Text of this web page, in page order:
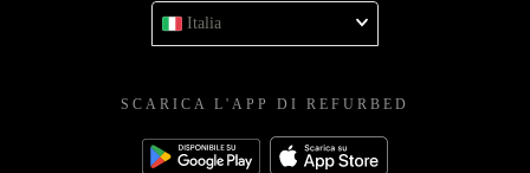
Italia
SCARICA L'APP DI REFURBED